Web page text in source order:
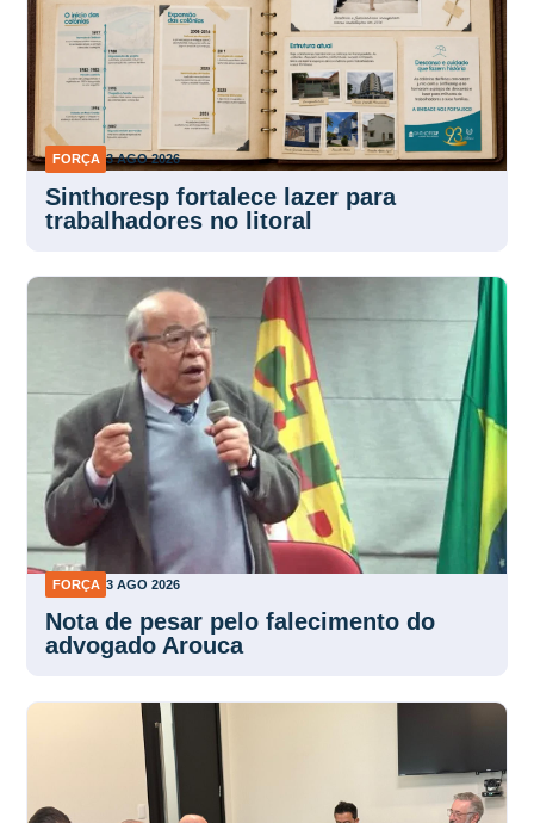
FORÇA 3 AGO 2026
Sinthoresp fortalece lazer para
trabalhadores no litoral
FORÇA 3 AGO 2026
Nota de pesar pelo falecimento do
advogado Arouca